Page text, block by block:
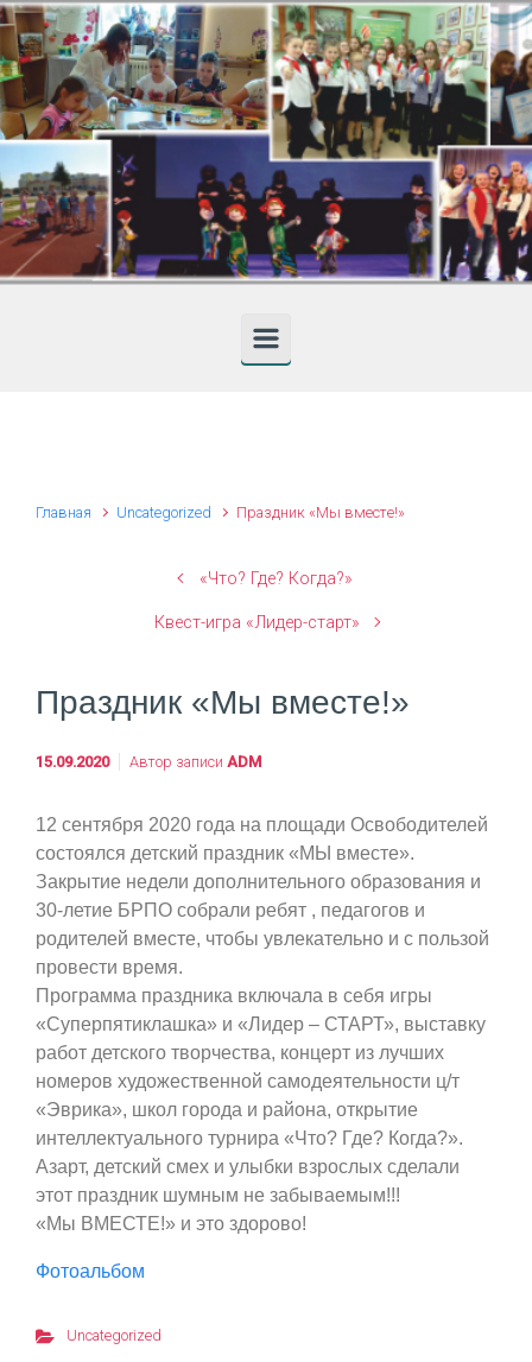
Skip to main content
Главная Uncategorized Праздник «Мы вместе!»
«Что? Где? Когда?»
Квест-игра «Лидер-старт»
Праздник «Мы вместе!»
15.09.2020 Автор записи ADM
12 сентября 2020 года на площади Освободителей
состоялся детский праздник «МЫ вместе».
Закрытие недели дополнительного образования и
30-летие БРПО собрали ребят , педагогов и
родителей вместе, чтобы увлекательно и с пользой
провести время.
Программа праздника включала в себя игры
«Суперпятиклашка» и «Лидер – СТАРТ», выставку
работ детского творчества, концерт из лучших
номеров художественной самодеятельности ц/т
«Эврика», школ города и района, открытие
интеллектуального турнира «Что? Где? Когда?».
Азарт, детский смех и улыбки взрослых сделали
этот праздник шумным не забываемым!!!
«Мы ВМЕСТЕ!» и это здорово!
Фотоальбом
Uncategorized